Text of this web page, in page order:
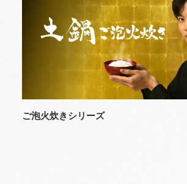
ご泡火炊きシリーズ